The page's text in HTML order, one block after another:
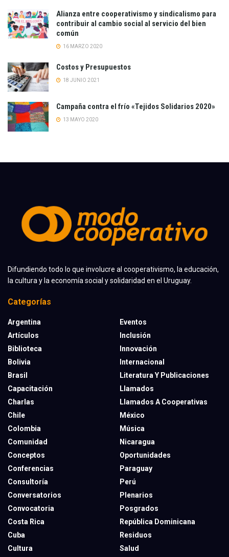
Alianza entre cooperativismo y sindicalismo para
contribuir al cambio social al servicio del bien
común
16 MARZO 2020
Costos y Presupuestos
18 JUNIO 2021
Campaña contra el frío «Tejidos Solidarios 2020»
13 MAYO 2020
Difundiendo todo lo que involucre al cooperativismo, la educación,
la cultura y la economía social y solidaridad en el Uruguay.
Categorías
Argentina
Artículos
Biblioteca
Bolivia
Brasil
Capacitación
Charlas
Chile
Colombia
Comunidad
Conceptos
Conferencias
Consultoría
Conversatorios
Convocatoria
Costa Rica
Cuba
Cultura
Eventos
Inclusión
Innovación
Internacional
Literatura Y Publicaciones
Llamados
Llamados A Cooperativas
México
Música
Nicaragua
Oportunidades
Paraguay
Perú
Plenarios
Posgrados
República Dominicana
Residuos
Salud